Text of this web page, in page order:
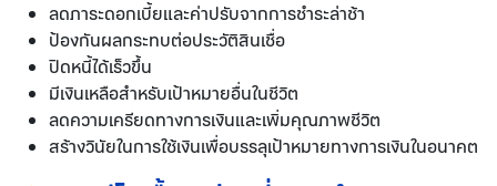
ลดภาระดอกเบี้ยและค่าปรับจากการชำระล่าช้า
ป้องกันผลกระทบต่อประวัติสินเชื่อ
ปิดหนี้ได้เร็วขึ้น
มีเงินเหลือสำหรับเป้าหมายอื่นในชีวิต
ลดความเครียดทางการเงินและเพิ่มคุณภาพชีวิต
สร้างวินัยในการใช้เงินเพื่อบรรลุเป้าหมายทางการเงินในอนาคต